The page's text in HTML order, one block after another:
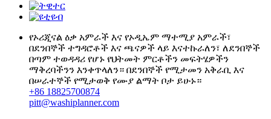
የኦሪጂናል ዕቃ አምራች እና የኦዲኤም ማተሚያ አምራች፣
በደንበኞች ተግዳሮቶች እና ጫናዎች ላይ እናተኩራለን፣ ለደንበኞች
በጣም ተወዳዳሪ የሆኑ የህትመት ምርቶችን መፍትሄዎችን
ማቅረባችንን እንቀጥላለን። በደንበኞች የሚታመን አቅራቢ እና
በሠራተኞች የሚታወቅ የሙያ ልማት ቦታ ይሁኑ።
+86 18825700874
pitt@washiplanner.com